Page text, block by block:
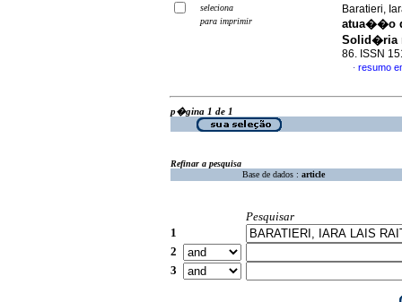
seleciona
para imprimir
Baratieri,
atua��o
Solid�ria
86. ISSN
· resumo
p�gina 1 de 1
Refinar a pesquisa
Base de dados : article
Pesquisar
1
2
3